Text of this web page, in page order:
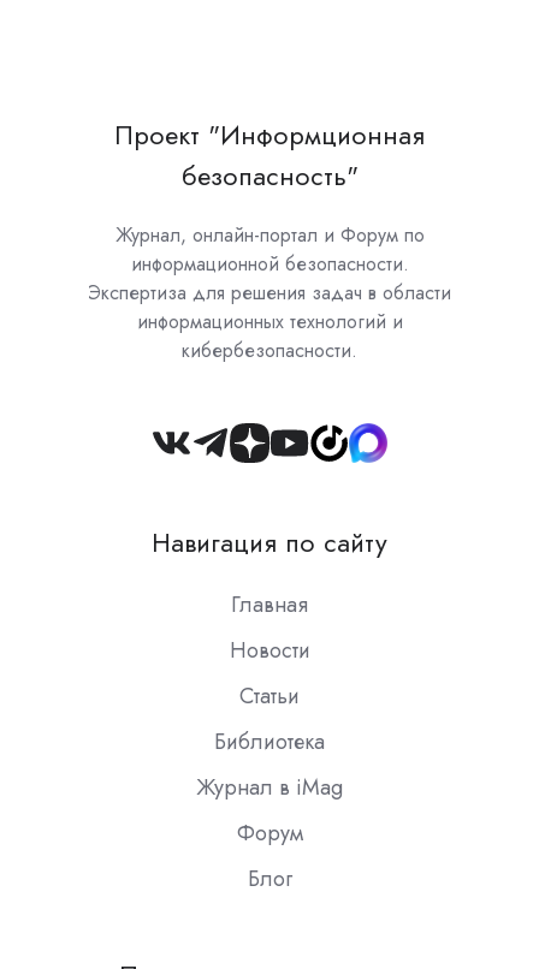
Проект "Информционная
безопасность"
Журнал, онлайн-портал и Форум по
информационной безопасности.
Экспертиза для решения задач в области
информационных технологий и
кибербезопасности.
Join
Slack
Навигация по сайту
Главная
Новости
Статьи
Библиотека
Журнал в iMag
Форум
Блог